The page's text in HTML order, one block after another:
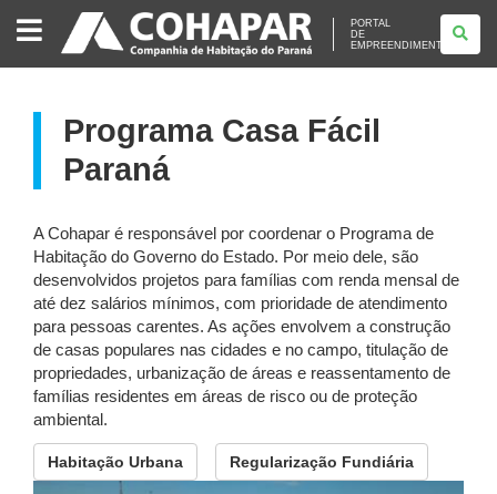
PORTAL
DE
EMPREENDIMENTOS
PORTAL
DE
EMPREENDIMENTOS
Programa Casa Fácil
Paraná
A Cohapar é responsável por coordenar o Programa de
Habitação do Governo do Estado. Por meio dele, são
desenvolvidos projetos para famílias com renda mensal de
até dez salários mínimos, com prioridade de atendimento
para pessoas carentes. As ações envolvem a construção
de casas populares nas cidades e no campo, titulação de
propriedades, urbanização de áreas e reassentamento de
famílias residentes em áreas de risco ou de proteção
ambiental.
Habitação Urbana Regularização Fundiária